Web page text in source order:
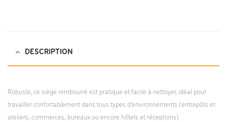
DESCRIPTION
Robuste, ce siège rembourré est pratique et facile à nettoyer, idéal pour
travailler confortablement dans tous types d’environnements (entrepôts et
ateliers, commerces, bureaux ou encore hôtels et réceptions).